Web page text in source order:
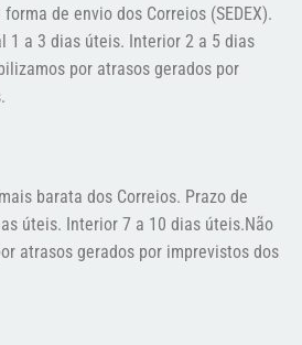
de envio dos Correios (SEDEX).
1 a 3 dias úteis. Interior 2 a 5 dias
por atrasos gerados por
barata dos Correios. Prazo de
úteis. Interior 7 a 10 dias úteis.Não
atrasos gerados por imprevistos dos